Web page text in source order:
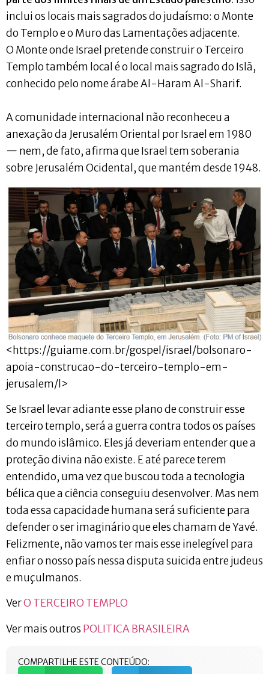
inclui os locais mais sagrados do judaísmo: o Monte
do Templo e o Muro das Lamentações adjacente.
O Monte onde Israel pretende construir o Terceiro
Templo também local é o local mais sagrado do Islã,
conhecido pelo nome árabe Al-Haram Al-Sharif.
A comunidade internacional não reconheceu a
anexação da Jerusalém Oriental por Israel em 1980
— nem, de fato, afirma que Israel tem soberania
sobre Jerusalém Ocidental, que mantém desde 1948.
<https://guiame.com.br/gospel/israel/bolsonaro-
apoia-construcao-do-terceiro-templo-em-
jerusalem/l>
Se Israel levar adiante esse plano de construir esse
terceiro templo, será a guerra contra todos os países
do mundo islâmico. Eles já deveriam entender que a
proteção divina não existe. E até parece terem
entendido, uma vez que buscou toda a tecnologia
bélica que a ciência conseguiu desenvolver. Mas nem
toda essa capacidade humana será suficiente para
defender o ser imaginário que eles chamam de Yavé.
Felizmente, não vamos ter mais esse inelegível para
enfiar o nosso país nessa disputa suicida entre judeus
e muçulmanos.
VerO TERCEIRO TEMPLO
Ver mais outros POLITICA BRASILEIRA
COMPARTILHE ESTE CONTEÚDO: